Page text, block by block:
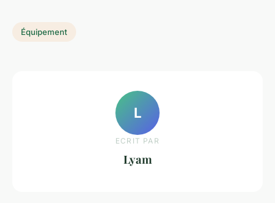
Équipement
L
ECRIT PAR
Lyam